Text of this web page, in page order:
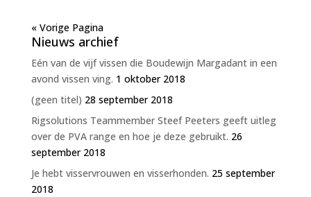
« Vorige Pagina
Nieuws archief
Eén van de vijf vissen die Boudewijn Margadant in een
avond vissen ving. 1 oktober 2018
(geen titel) 28 september 2018
Rigsolutions Teammember Steef Peeters geeft uitleg
over de PVA range en hoe je deze gebruikt. 26
september 2018
Je hebt visservrouwen en visserhonden. 25 september
2018